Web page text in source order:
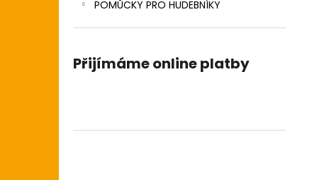
POMŮCKY PRO HUDEBNÍKY
Přijímáme online platby